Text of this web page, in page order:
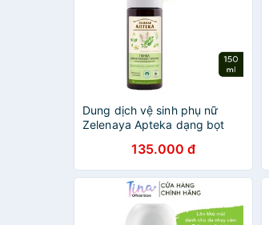
Dung dịch vệ sinh phụ nữ
Zelenaya Apteka dạng bọt
150ml - BioTopCareOfficial -
TN196
135.000 đ